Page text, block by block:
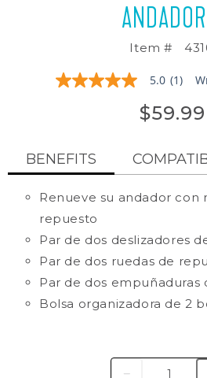
Item #
5.0
rating
value.
a
Review.
Same
page
link.
5.0 (1)
$59.99
BENEFITS
Renueve su andador con
repuesto
Par de dos deslizadores
Par de dos ruedas de
Par de dos empuñaduras
Bolsa organizadora de 2
Wonder Walker Plus
Ruedas de repuesto: